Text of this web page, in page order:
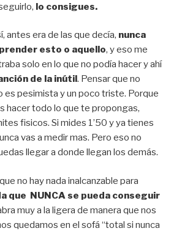
lo consigues.
antes era de las que decía, nunca
esto o aquello, y eso me
solo en lo que no podía hacer y ahí
de la inútil. Pensar que no
es pesimista y un poco triste. Porque
hacer todo lo que te propongas,
fisicos. Si mides 1’50 y ya tienes
vas a medir mas. Pero eso no
llegar a donde llegan los demás.
no hay nada inalcanzable para
que NUNCA se pueda conseguir
muy a la ligera de manera que nos
quedamos en el sofá “total si nunca